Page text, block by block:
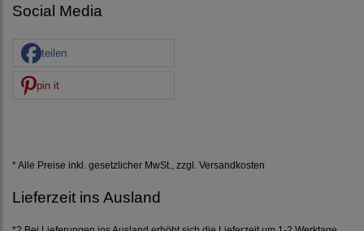
Social Media
teilen
pin it
* Alle Preise inkl. gesetzlicher MwSt., zzgl. Versandkosten
Lieferzeit ins Ausland